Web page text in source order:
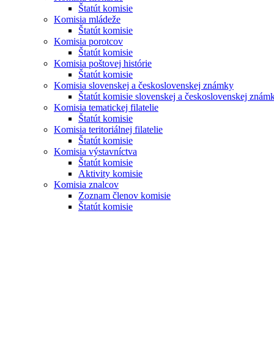
Štatút komisie
Komisia mládeže
Štatút komisie
Komisia porotcov
Štatút komisie
Komisia poštovej histórie
Štatút komisie
Komisia slovenskej a československej známky
Štatút komisie slovenskej a československej
Komisia tematickej filatelie
Štatút komisie
Komisia teritoriálnej filatelie
Štatút komisie
Komisia výstavníctva
Štatút komisie
Aktivity komisie
Komisia znalcov
Zoznam členov komisie
Štatút komisie